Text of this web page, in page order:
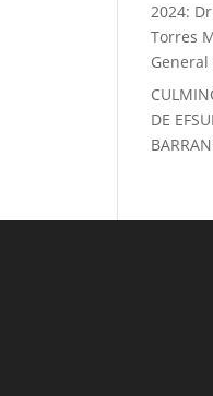
2024:
Torres
DE